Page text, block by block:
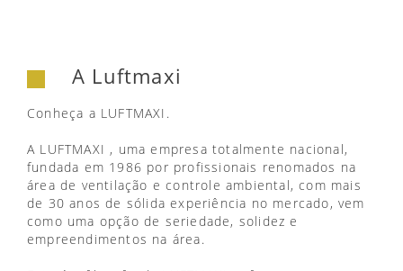
A Luftmaxi
Conheça a LUFTMAXI.
A LUFTMAXI , uma empresa totalmente nacional,
fundada em 1986 por profissionais renomados na
área de ventilação e controle ambiental, com mais
de 30 anos de sólida experiência no mercado, vem
como uma opção de seriedade, solidez e
empreendimentos na área.